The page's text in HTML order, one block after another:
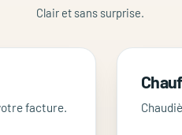
Clair et sans surprise.
facture.